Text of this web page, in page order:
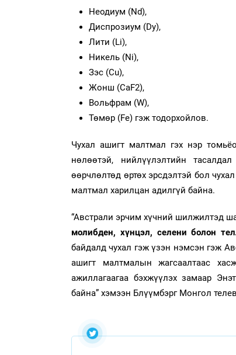
Неодиум (Nd),
Диспрозиум (Dy),
Лити (Li),
Никель (Ni),
Зэс (Cu),
Жонш (CaF2),
Вольфрам (W),
Төмөр (Fe) гэж тодорхойлов.
Чухал ашигт малтмал гэх нэр
нөлөөтэй, нийлүүлэлтийн
өөрчлөлтөд өртөх эрсдэлтэй бол
малтмал харилцан адилгүй байна.
“Австрали эрчим хүчний шилжилтэд
молибден, хүнцэл, селени болон
байдалд чухал гэж үзэн нэмсэн гэж
ашигт малтмалын жагсаалтаас
ажиллагаагаа бэхжүүлэх замаар
байна” хэмээн Блүүмбэрг Монгол